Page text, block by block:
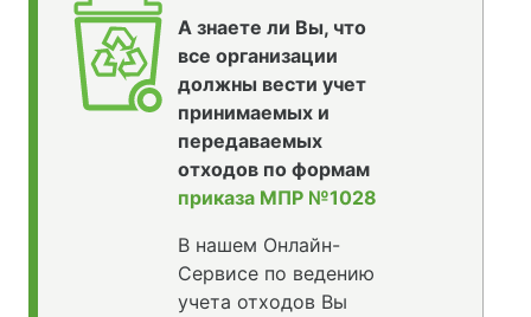
А знаете ли Вы, что
все организации
должны вести учет
принимаемых и
передаваемых
отходов по формам
приказа МПР №1028
В нашем Онлайн-
Сервисе по ведению
учета отходов Вы